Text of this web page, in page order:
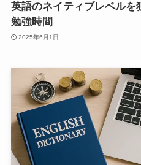
英語のネイティブレベルを
勉強時間
2025年6月1日